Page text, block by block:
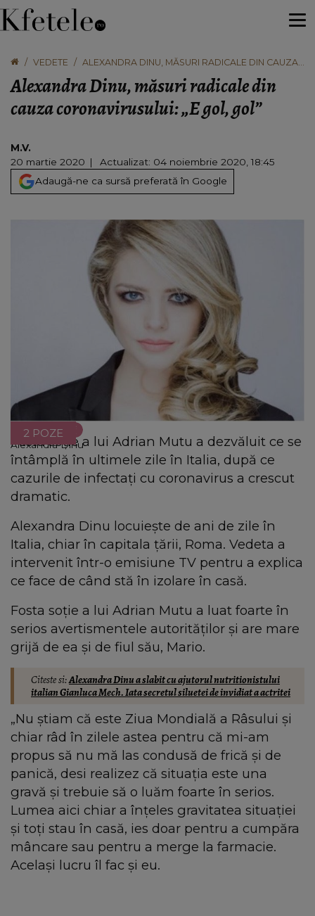
VEDETE
ALEXANDRA DINU, MĂSURI RADICALE DIN CAUZA
Alexandra Dinu, măsuri radicale din
cauza coronavirusului: „E gol, gol”
M.V.
20 martie 2020
Actualizat: 04 noiembrie 2020, 18:45
Adaugă-ne ca sursă preferată în Google
Alexandra Dinu
2 POZE
Fosta soție a lui Adrian Mutu a dezvăluit ce se
întâmplă în ultimele zile în Italia, după ce
cazurile de infectați cu coronavirus a crescut
dramatic.
Alexandra Dinu locuiește de ani de zile în
Italia, chiar în capitala țării, Roma. Vedeta a
intervenit într-o emisiune TV pentru a explica
ce face de când stă în izolare în casă.
Fosta soție a lui Adrian Mutu a luat foarte în
serios avertismentele autorităților și are mare
grijă de ea și de fiul său, Mario.
Citeste si:Alexandra Dinu a slabit cu ajutorul nutritionistului
italian Gianluca Mech. Iata secretul siluetei de invidiat a actritei
„Nu știam că este Ziua Mondială a Râsului și
chiar râd în zilele astea pentru că mi-am
propus să nu mă las condusă de frică și de
panică, desi realizez că situația este una
gravă și trebuie să o luăm foarte în serios.
Lumea aici chiar a înțeles gravitatea situației
și toți stau în casă, ies doar pentru a cumpăra
mâncare sau pentru a merge la farmacie.
Același lucru îl fac și eu.